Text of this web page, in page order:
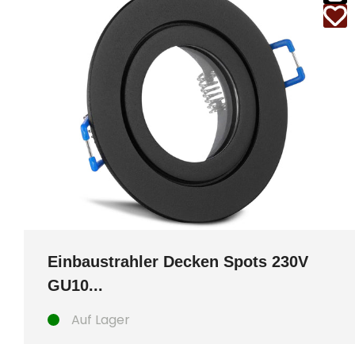
Einbaustrahler Decken Spots 230V
GU10...
Auf Lager